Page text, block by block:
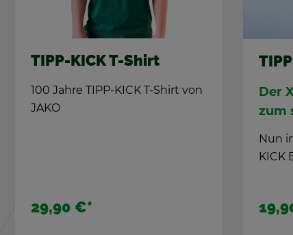
TIPP-KICK T-Shirt
100 Jahre TIPP-KICK T-Shirt von
JAKO
29,90 €*
Der
zum
Nun
KICK